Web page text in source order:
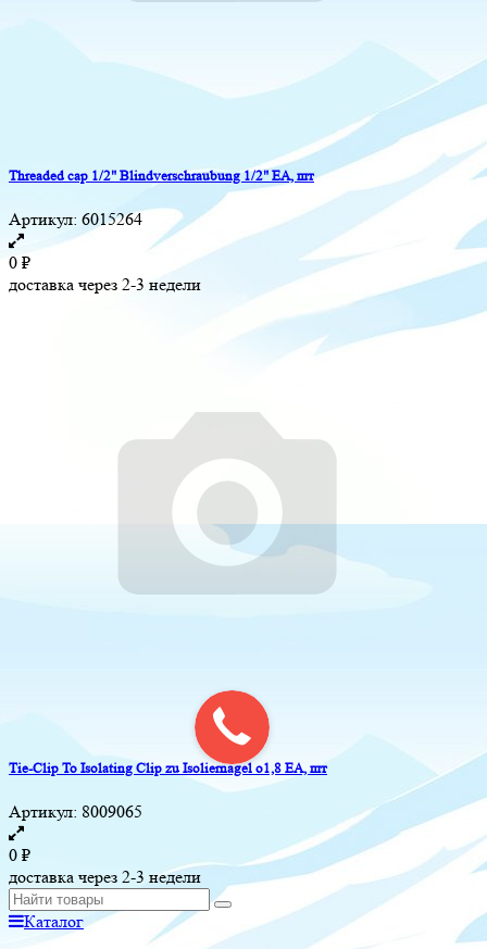
Threaded cap 1/2" Blindverschraubung 1/2" EA, шт
Артикул: 6015264
0 ₽
доставка через 2-3 недели
Tie-Clip To Isolating Clip zu Isoliernagel o1,8 EA, шт
Артикул: 8009065
0 ₽
доставка через 2-3 недели
Каталог